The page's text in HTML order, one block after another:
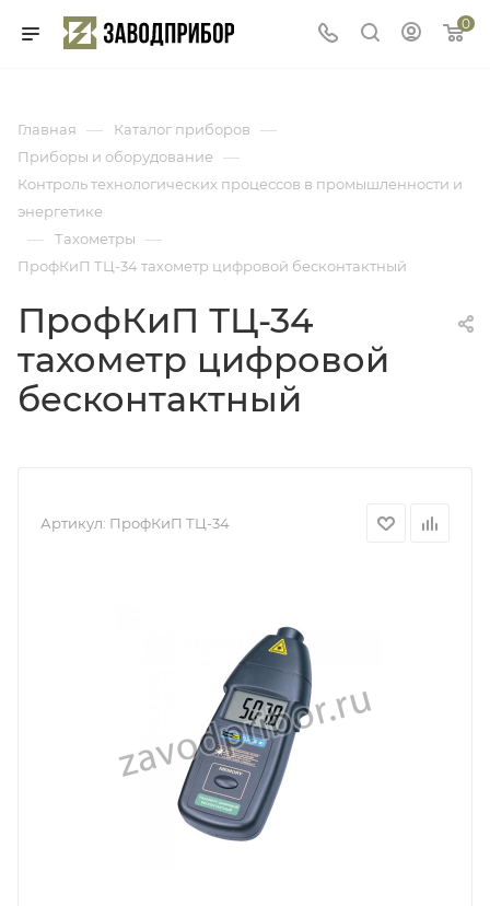
0
Главная — Каталог приборов —
Приборы и оборудование —
Контроль технологических процессов в промышленности и
энергетике
— Тахометры —
ПрофКиП ТЦ-34 тахометр цифровой бесконтактный
ПрофКиП ТЦ-34
тахометр цифровой
бесконтактный
Артикул: ПрофКиП ТЦ-34